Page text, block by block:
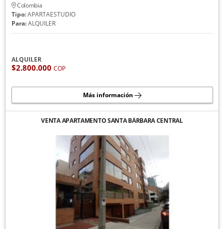
Colombia
Tipo:APARTAESTUDIO
Para:ALQUILER
ALQUILER
$2.800.000 COP
Más información
VENTA APARTAMENTO SANTA BÁRBARA CENTRAL